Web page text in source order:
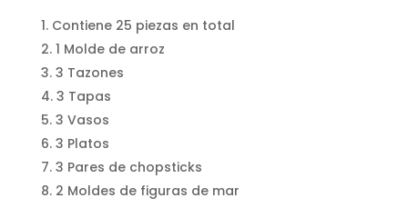
Contiene 25 piezas en total
1 Molde de arroz
3 Tazones
3 Tapas
3 Vasos
3 Platos
3 Pares de chopsticks
2 Moldes de figuras de mar